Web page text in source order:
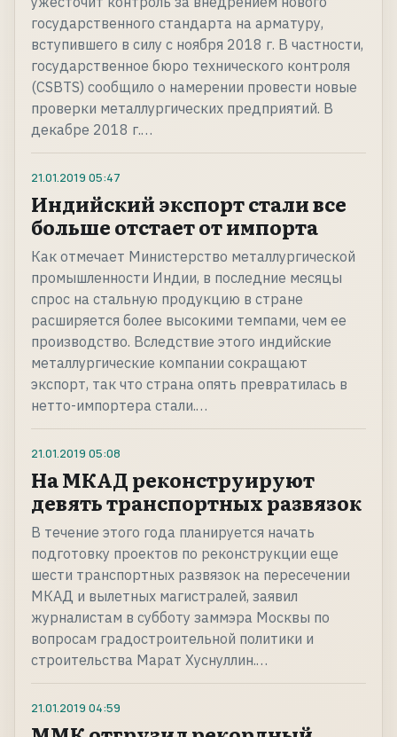
государственного стандарта на арматуру,
вступившего в силу с ноября 2018 г. В частности,
государственное бюро технического контроля
(CSBTS) сообщило о намерении провести новые
проверки металлургических предприятий. В
декабре 2018 г.…
21.01.2019 05:47
Индийский экспорт стали все
больше отстает от импорта
Как отмечает Министерство металлургической
промышленности Индии, в последние месяцы
спрос на стальную продукцию в стране
расширяется более высокими темпами, чем ее
производство. Вследствие этого индийские
металлургические компании сокращают
экспорт, так что страна опять превратилась в
нетто-импортера стали.…
21.01.2019 05:08
На МКАД реконструируют
девять транспортных развязок
В течение этого года планируется начать
подготовку проектов по реконструкции еще
шести транспортных развязок на пересечении
МКАД и вылетных магистралей, заявил
журналистам в субботу заммэра Москвы по
вопросам градостроительной политики и
строительства Марат Хуснуллин.…
21.01.2019 04:59